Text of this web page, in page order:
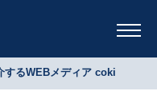
するWEBメディア coki